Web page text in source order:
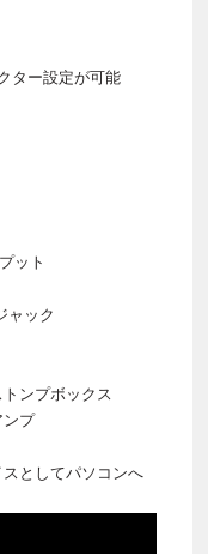
ター設定が可能
ット
ャック
ンプボックス
ンプ
としてパソコンへ